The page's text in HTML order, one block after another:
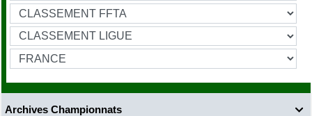

Archives Championnats